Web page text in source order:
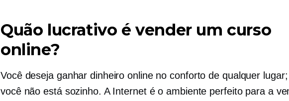
Quão lucrativo é vender um curso
online?
Você deseja ganhar dinheiro online no conforto de qualquer lugar;
você não está sozinho. A Internet é o ambiente perfeito para a